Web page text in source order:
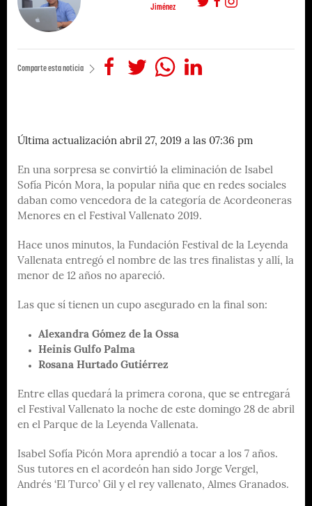
Jiménez
Comparte esta noticia
Última actualización abril 27, 2019 a las 07:36 pm
En una sorpresa se convirtió la eliminación de Isabel
Sofía Picón Mora, la popular niña que en redes sociales
daban como vencedora de la categoría de Acordeoneras
Menores en el Festival Vallenato 2019.
Hace unos minutos, la Fundación Festival de la Leyenda
Vallenata entregó el nombre de las tres finalistas y allí, la
menor de 12 años no apareció.
Las que sí tienen un cupo asegurado en la final son:
Alexandra Gómez de la Ossa
Heinis Gulfo Palma
Rosana Hurtado Gutiérrez
Entre ellas quedará la primera corona, que se entregará
el Festival Vallenato la noche de este domingo 28 de abril
en el Parque de la Leyenda Vallenata.
Isabel Sofía Picón Mora aprendió a tocar a los 7 años.
Sus tutores en el acordeón han sido Jorge Vergel,
Andrés ‘El Turco’ Gil y el rey vallenato, Almes Granados.